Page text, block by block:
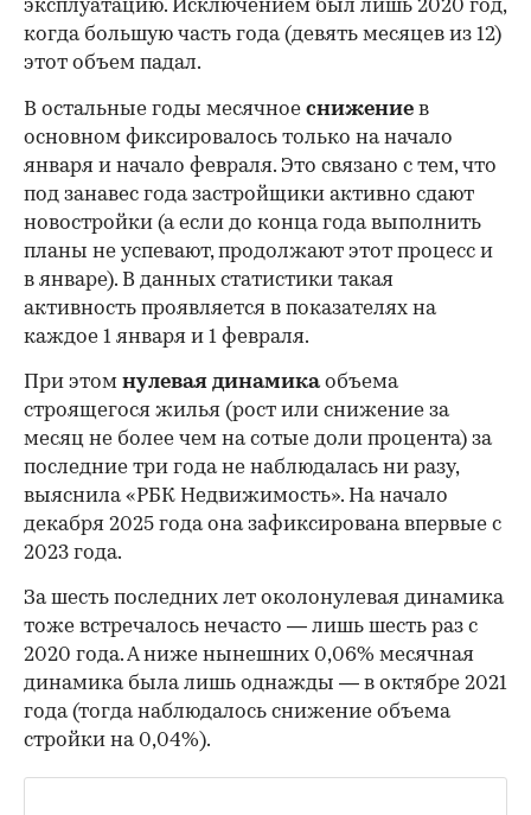
эксплуатацию. Исключением был лишь 2020 год,
когда большую часть года (девять месяцев из 12)
этот объем падал.
В остальные годы месячное снижение в
основном фиксировалось только на начало
января и начало февраля. Это связано с тем, что
под занавес года застройщики активно сдают
новостройки (а если до конца года выполнить
планы не успевают, продолжают этот процесс и
в январе). В данных статистики такая
активность проявляется в показателях на
каждое 1 января и 1 февраля.
При этом нулевая динамикаобъема
строящегося жилья (рост или снижение за
месяц не более чем на сотые доли процента) за
последние три года не наблюдалась ни разу,
выяснила «РБК Недвижимость». На начало
декабря 2025 года она зафиксирована впервые с
2023 года.
За шесть последних лет околонулевая динамика
тоже встречалось нечасто — лишь шесть раз с
2020 года. А ниже нынешних 0,06% месячная
динамика была лишь однажды — в октябре 2021
года (тогда наблюдалось снижение объема
стройки на 0,04%).